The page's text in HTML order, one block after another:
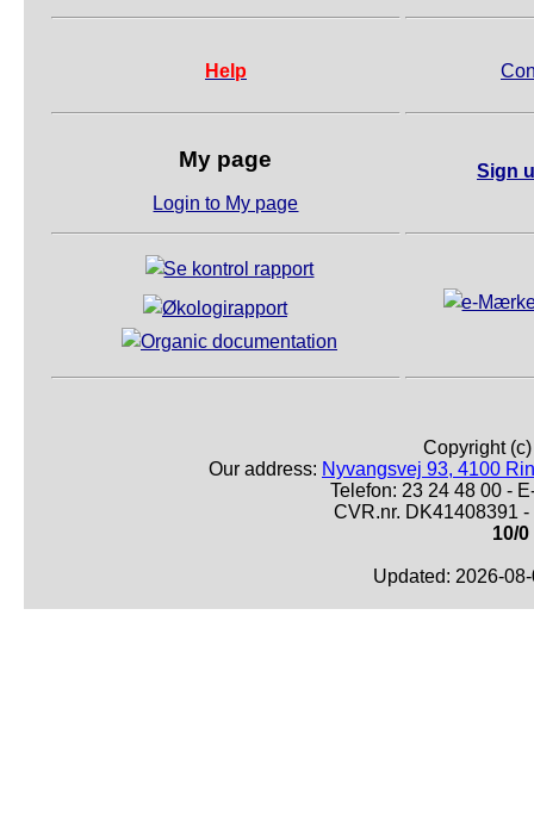
Help
My page
Login to My page
Sign
Copyright
Our address: Nyvangsvej 93, 4100
Telefon: 23 24 48 00 -
CVR.nr. DK41408391
10/0
Updated: 2026-